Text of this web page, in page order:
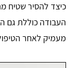
כיצד להסיר שטיח
העבודה כוללת גם
מעמיק לאחר